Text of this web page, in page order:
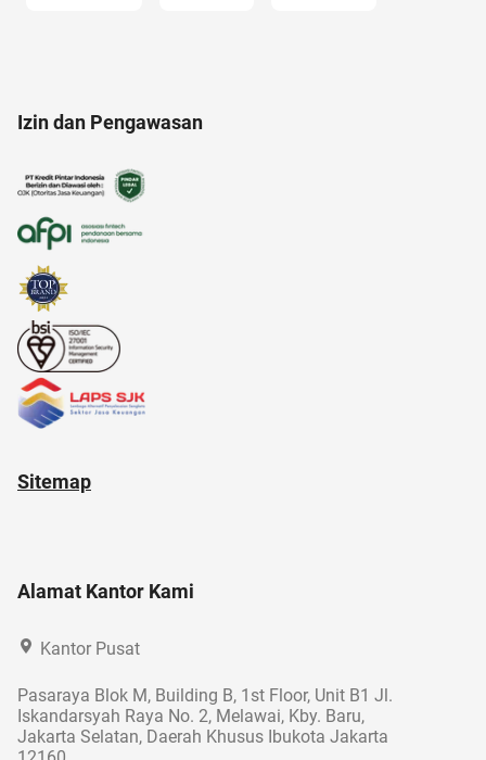
alasan saham CPO melejit
21 april
Izin dan Pengawasan
Sitemap
Alamat Kantor Kami
Kantor Pusat
Pasaraya Blok M, Building B, 1st Floor, Unit B1 Jl.
Iskandarsyah Raya No. 2, Melawai, Kby. Baru,
Jakarta Selatan, Daerah Khusus Ibukota Jakarta